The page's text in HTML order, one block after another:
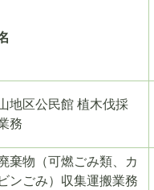
地区公民館 植木伐採
務
棄物（可燃ごみ類、カ
ンごみ）収集運搬業務